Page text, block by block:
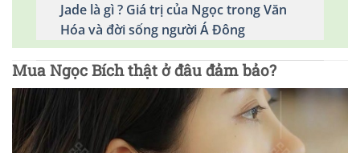
Jade là gì ? Giá trị của Ngọc trong Văn
Hóa và đời sống người Á Đông
Mua Ngọc Bích thật ở đâu đảm bảo?